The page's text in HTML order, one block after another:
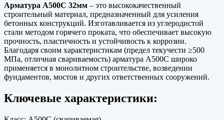
Арматура А500С 32мм – это высококачественный
строительный материал, предназначенный для усиления
бетонных конструкций. Изготавливается из углеродистой
стали методом горячего проката, что обеспечивает высокую
прочность, пластичность и устойчивость к коррозии.
Благодаря своим характеристикам (предел текучести ≥500
МПа, отличная свариваемость) арматура А500С широко
применяется в монолитном строительстве, возведении
фундаментов, мостов и других ответственных сооружений.
Ключевые характеристики: